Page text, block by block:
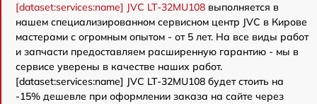
[dataset:services:name] JVC LT-32MU108 выполняется в
нашем специализированном сервисном центр JVC в Кирове
мастерами с огромным опытом - от 5 лет. На все виды работ
и запчасти предоставляем расширенную гарантию - мы в
сервисе уверены в качестве наших работ.
[dataset:services:name] JVC LT-32MU108 будет стоить на
-15% дешевле при оформлении заказа на сайте через